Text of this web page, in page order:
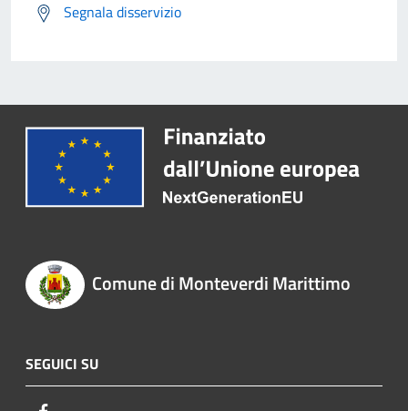
Segnala disservizio
Comune di Monteverdi Marittimo
SEGUICI SU